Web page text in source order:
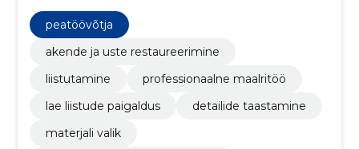
lõpliku viimistlustööni. Me kasutame traditsioonilisi
restaureerimistehnikaid ja -materjale.
peatöövõtja
akende ja uste restaureerimine
liistutamine
professionaalne maalritöö
lae liistude paigaldus
detailide taastamine
materjali valik